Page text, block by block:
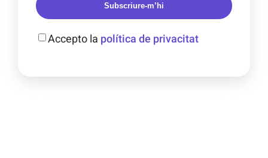
Subscriure-m’hi
Accepto la política de privacitat